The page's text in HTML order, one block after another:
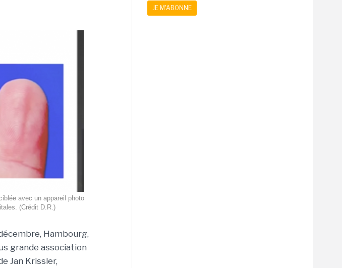
avec un appareil photo
(Crédit D.R.)
Hambourg,
grande association
Jan Krissler,
JE M'ABONNE